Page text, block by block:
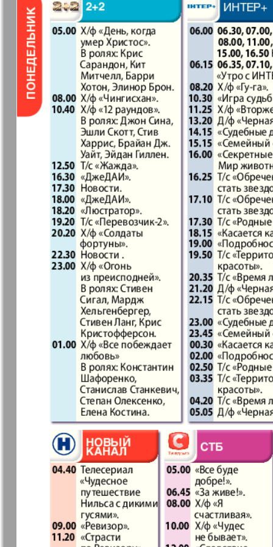
30
13
19
43
49
55 56
61
МК-Германия
планета мнений
МК-
Новые Земляки
Panorama-mir Партнер
Русский вояж
Архив необновляющихся на сайте изданий
7плюс7я Авангард
Анонс Антенна
Афиша Augsburg Бизнес
Ваша газета Версия
Вечное
сокровище
Восточная
Германия